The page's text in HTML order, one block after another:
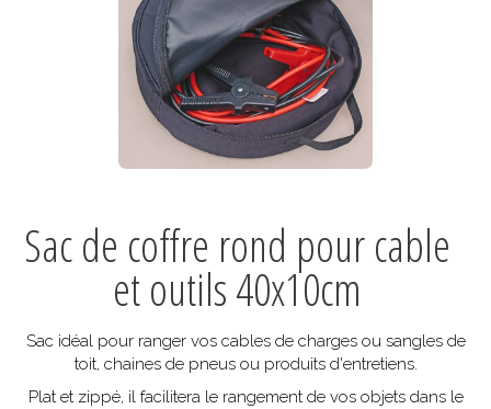
Sac de coffre rond pour cable
et outils 40x10cm
Sac idéal pour ranger vos cables de charges ou sangles de
toit, chaines de pneus ou produits d'entretiens.
Plat et zippé, il facilitera le rangement de vos objets dans le